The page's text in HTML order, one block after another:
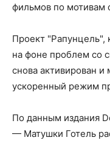
фильмов по мотивам
Проект "Рапунцель",
на фоне проблем со
снова активирован
ускоренный режим
По данным издания
— Матушки Готель